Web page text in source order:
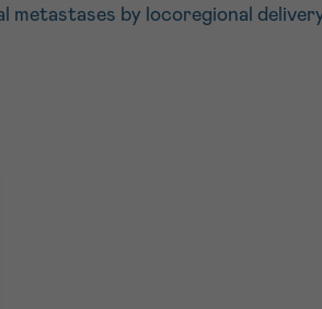
metastases by locoregional